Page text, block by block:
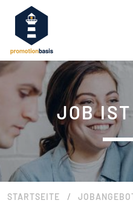
JOB
STARTSEITE /